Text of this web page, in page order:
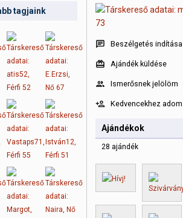
tagjaink
Beszélgetés indítása
Ajándék küldése
Ismerősnek jelölöm
Kedvencekhez adom
Ajándékok
28 ajándék